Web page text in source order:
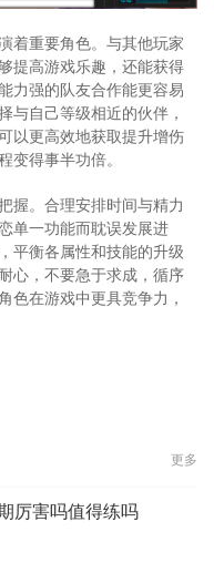
着重要角色。与其他玩家
提高游戏乐趣，还能获得
力强的队友合作能更容易
与自己等级相近的伙伴，
以更高效地获取提升增伤
变得事半功倍。
握。合理安排时间与精力
单一功能而耽误发展进
平衡各属性和技能的升级
心，不要急于求成，循序
色在游戏中更具竞争力，
更多
厉害吗值得练吗